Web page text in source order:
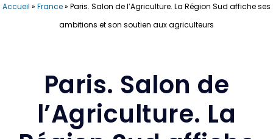
Accueil » France» Paris. Salon de l’Agriculture. La Région Sud affiche ses
ambitions et son soutien aux agriculteurs
Paris. Salon de
l’Agriculture. La